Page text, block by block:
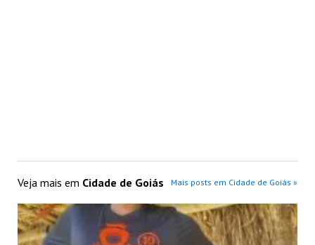
Veja mais em Cidade de Goiás Mais posts em Cidade de Goiás »